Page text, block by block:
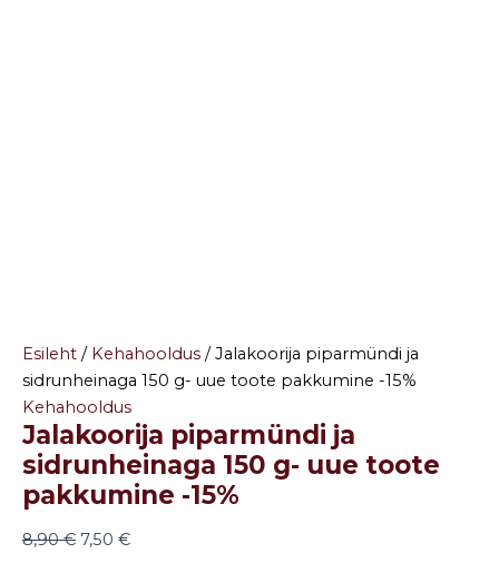
Esileht / Kehahooldus / Jalakoorija piparmündi ja
sidrunheinaga 150 g- uue toote pakkumine -15%
Kehahooldus
Jalakoorija piparmündi ja
sidrunheinaga 150 g- uue toote
pakkumine -15%
8,90€ 7,50 €